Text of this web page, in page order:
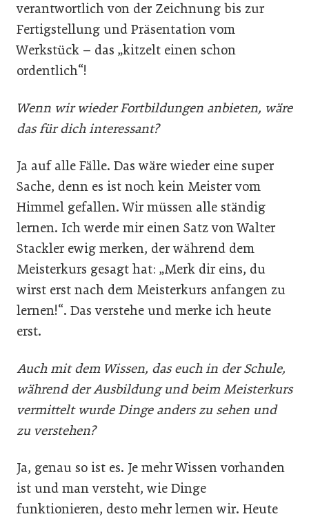
verantwortlich von der Zeichnung bis zur
Fertigstellung und Präsentation vom
Werkstück – das „kitzelt einen schon
ordentlich“!
Wenn wir wieder Fortbildungen anbieten, wäre
das für dich interessant?
Ja auf alle Fälle. Das wäre wieder eine super
Sache, denn es ist noch kein Meister vom
Himmel gefallen. Wir müssen alle ständig
lernen. Ich werde mir einen Satz von Walter
Stackler ewig merken, der während dem
Meisterkurs gesagt hat: „Merk dir eins, du
wirst erst nach dem Meisterkurs anfangen zu
lernen!“. Das verstehe und merke ich heute
erst.
Auch mit dem Wissen, das euch in der Schule,
während der Ausbildung und beim Meisterkurs
vermittelt wurde Dinge anders zu sehen und
zu verstehen?
Ja, genau so ist es. Je mehr Wissen vorhanden
ist und man versteht, wie Dinge
funktionieren, desto mehr lernen wir. Heute